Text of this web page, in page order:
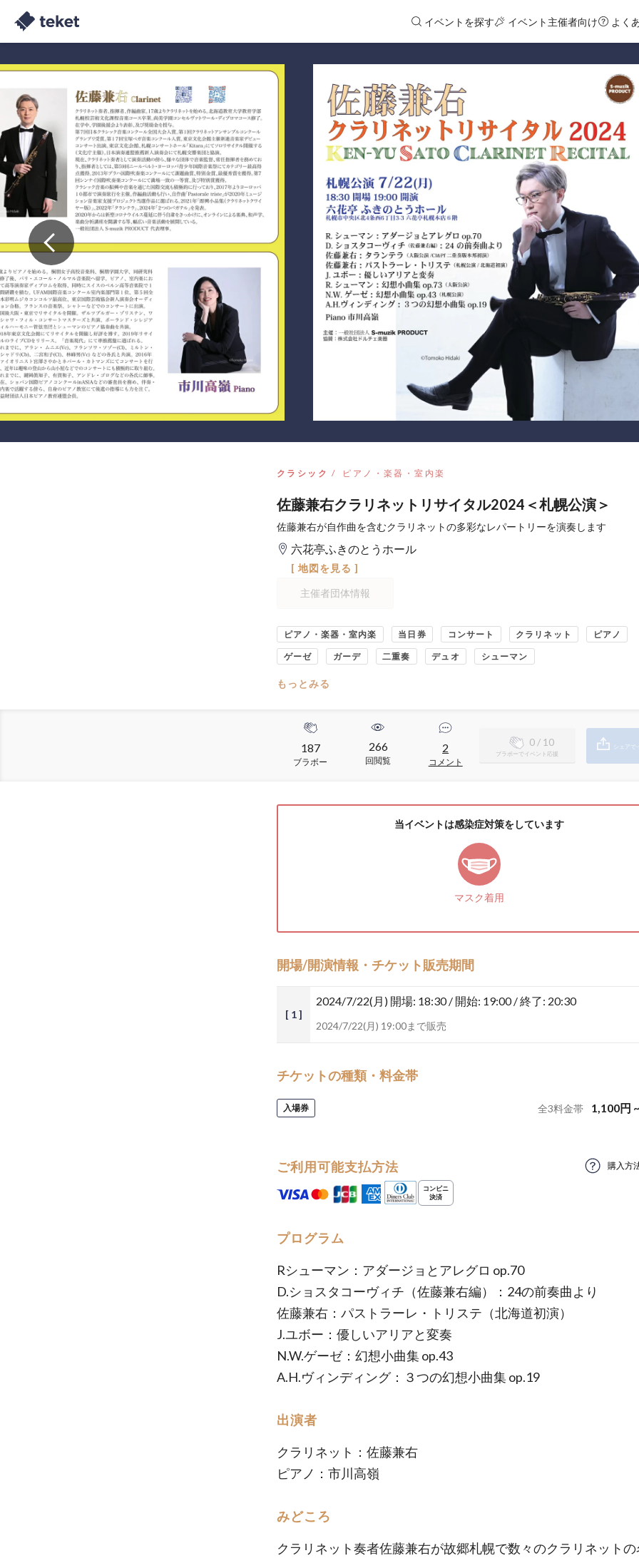
イベントを探す イベント主催者向け よく
クラシック ピアノ・楽器・室内楽
佐藤兼右クラリネットリサイタル2024＜札幌公演＞
佐藤兼右が自作曲を含むクラリネットの多彩なレパートリーを演奏します
六花亭ふきのとうホール
[ 地図を見る ]
主催者団体情報
ピアノ・楽器・室内楽 当日券 コンサート クラリネット ピアノ
ゲーゼ ガーデ 二重奏 デュオ シューマン
もっとみる
187
ブラボー
266
回閲覧
2
コメント
0/ 10
ブラボーでイベント応援
シェア
当イベントは感染症対策をしています
マスク着用
開場/開演情報・チケット販売期間
[ 1 ]
2024/7/22(月) 開場: 18:30 / 開始: 19:00 / 終了: 20:30
2024/7/22(月) 19:00まで販売
チケットの種類・料金帯
入場券 全3料金帯 1,100円
ご利用可能支払方法 購入方
プログラム
Rシューマン：アダージョとアレグロ op.70
D.ショスタコーヴィチ（佐藤兼右編）：24の前奏曲より
佐藤兼右：パストラーレ・トリステ（北海道初演）
J.ユボー：優しいアリアと変奏
N.W.ゲーゼ：幻想小曲集 op.43
A.H.ヴィンディング：３つの幻想小曲集 op.19
出演者
クラリネット：佐藤兼右
ピアノ：市川高嶺
みどころ
クラリネット奏者佐藤兼右が故郷札幌で数々のクラリネット